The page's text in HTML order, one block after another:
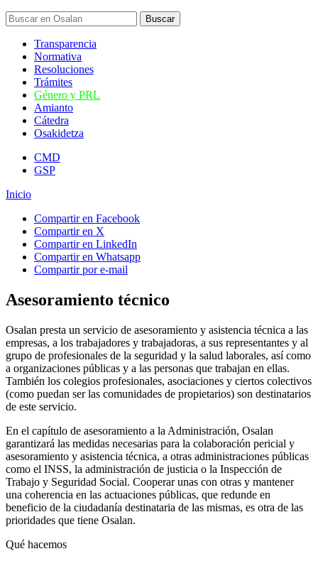
Transparencia
Normativa
Resoluciones
Trámites
Género y PRL
Amianto
Cátedra
Osakidetza
CMD
GSP
Inicio
Compartir en Facebook
Compartir en X
Compartir en LinkedIn
Compartir en Whatsapp
Compartir por e-mail
Asesoramiento técnico
Osalan presta un servicio de asesoramiento y asistencia técnica a las
empresas, a los trabajadores y trabajadoras, a sus representantes y al
grupo de profesionales de la seguridad y la salud laborales, así como
a organizaciones públicas y a las personas que trabajan en ellas.
También los colegios profesionales, asociaciones y ciertos colectivos
(como puedan ser las comunidades de propietarios) son destinatarios
de este servicio.
En el capítulo de asesoramiento a la Administración, Osalan
garantizará las medidas necesarias para la colaboración pericial y
asesoramiento y asistencia técnica, a otras administraciones públicas
como el INSS, la administración de justicia o la Inspección de
Trabajo y Seguridad Social. Cooperar unas con otras y mantener
una coherencia en las actuaciones públicas, que redunde en
beneficio de la ciudadanía destinataria de las mismas, es otra de las
prioridades que tiene Osalan.
Qué hacemos